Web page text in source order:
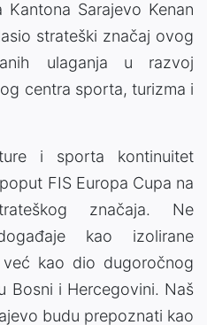
Sarajevo Kenan
strateški značaj ovog
ulaganja u razvoj
centra sporta, turizma i
i sporta kontinuitet
FIS Europa Cupa na
značaja. Ne
kao izolirane
kao dio dugoročnog
Bosni i Hercegovini. Naš
budu prepoznati kao